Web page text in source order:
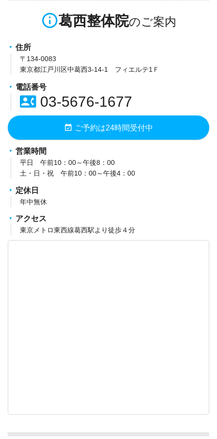
info_outline葛西整体院
住所
〒134-0083
東京都江戸川区中葛西3-14-1 フィエルテ1Ｆ
電話番号
contact_phone03-5676-1677
event_available ご予約は24時間受付中
営業時間
平日 午前10：00～午後8：00
土・日・祝 午前10：00～午後4：00
定休日
年中無休
アクセス
東京メトロ東西線葛西駅より徒歩４分